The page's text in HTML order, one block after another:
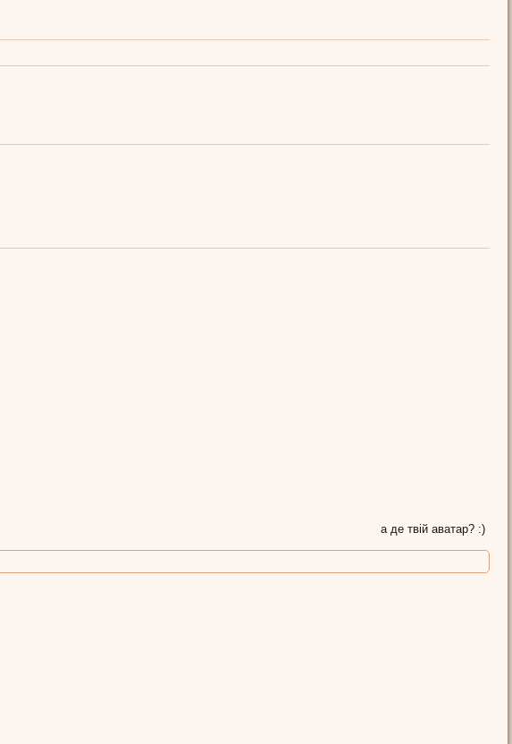
а де твій аватар? :)